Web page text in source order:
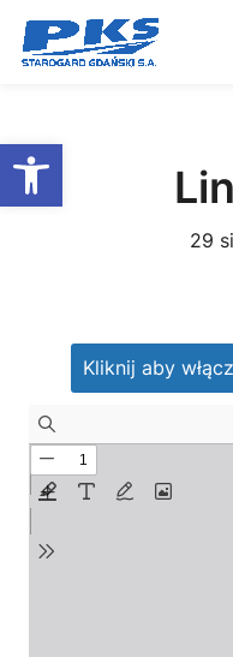
Otwórz
treści
29
Kliknij aby